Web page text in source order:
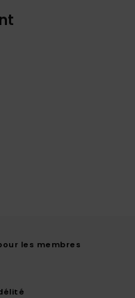
les membres